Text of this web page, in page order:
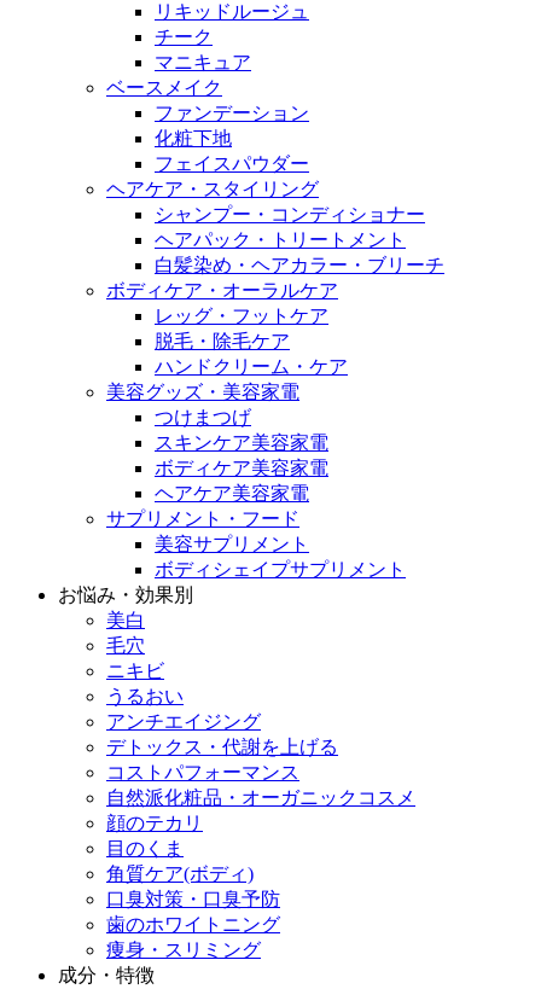
リキッドルージュ
チーク
マニキュア
ベースメイク
ファンデーション
化粧下地
フェイスパウダー
ヘアケア・スタイリング
シャンプー・コンディショナー
ヘアパック・トリートメント
白髪染め・ヘアカラー・ブリーチ
ボディケア・オーラルケア
レッグ・フットケア
脱毛・除毛ケア
ハンドクリーム・ケア
美容グッズ・美容家電
つけまつげ
スキンケア美容家電
ボディケア美容家電
ヘアケア美容家電
サプリメント・フード
美容サプリメント
ボディシェイプサプリメント
お悩み・効果別
美白
毛穴
ニキビ
うるおい
アンチエイジング
デトックス・代謝を上げる
コストパフォーマンス
自然派化粧品・オーガニックコスメ
顔のテカリ
目のくま
角質ケア(ボディ)
口臭対策・口臭予防
歯のホワイトニング
痩身・スリミング
成分・特徴